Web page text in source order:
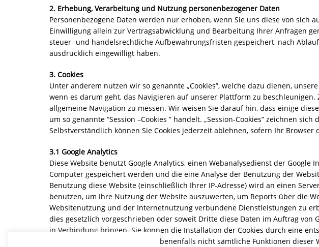
2. Erhebung, Verarbeitung und Nutzung personenbezogener Daten
Personenbezogene Daten werden nur erhoben, wenn Sie uns diese von
Einwilligung allein zur Vertragsabwicklung und Bearbeitung Ihrer Anfragen
steuer- und handelsrechtliche Aufbewahrungsfristen gespeichert, nach
ausdrücklich eingewilligt haben.
3. Cookies
Unter anderem nutzen wir so genannte „Cookies”, welche dazu dienen,
wenn es darum geht, das Navigieren auf unserer Plattform zu
allgemeine Navigation zu messen. Wir weisen Sie darauf hin, dass einige
um so genannte “Session –Cookies ” handelt. „Session-Cookies” zeichnen
Selbstverständlich können Sie Cookies jederzeit ablehnen, sofern Ihr Browser
3.1 Google Analytics
Diese Website benutzt Google Analytics, einen Webanalysedienst der Google
Computer gespeichert werden und die eine Analyse der Benutzung der
Benutzung diese Website (einschließlich Ihrer IP-Adresse) wird an einen
benutzen, um Ihre Nutzung der Website auszuwerten, um Reports über die
Websitenutzung und der Internetnutzung verbundene Dienstleistungen zu
dies gesetzlich vorgeschrieben oder soweit Dritte diese Daten im Auftrag von
in Verbindung bringen. Sie können die Installation der Cookies durch eine
hin, dass Sie in diesem Fall gegebenenfalls nicht sämtliche Funktionen